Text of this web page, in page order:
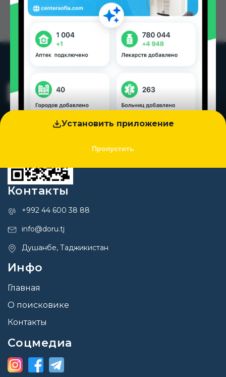
Установить приложение
Пропустить
Контакты
+992 44 600 38 88
info@doru.tj
Душанбе, Таджикистан
Инфо
Главная
О поисковике
Контакты
Соцмедиа